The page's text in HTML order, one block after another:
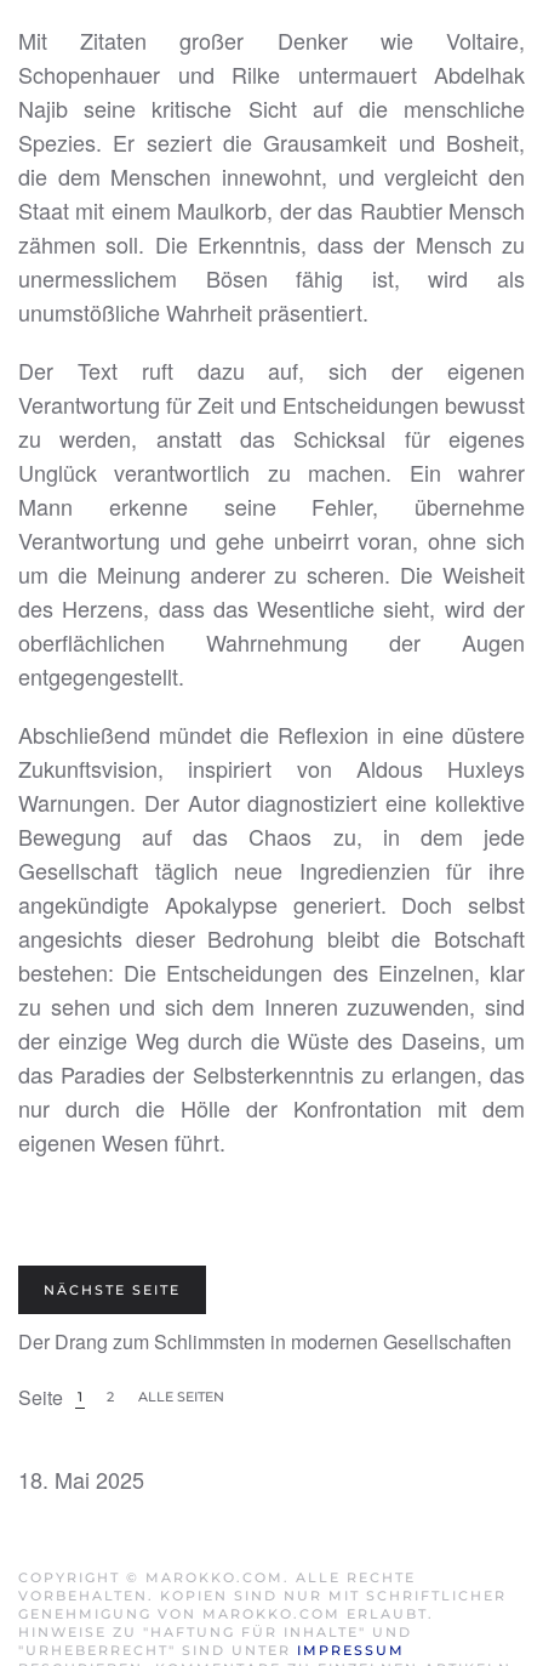
Mit Zitaten großer Denker wie Voltaire,
Schopenhauer und Rilke untermauert Abdelhak
Najib seine kritische Sicht auf die menschliche
Spezies. Er seziert die Grausamkeit und Bosheit,
die dem Menschen innewohnt, und vergleicht den
Staat mit einem Maulkorb, der das Raubtier Mensch
zähmen soll. Die Erkenntnis, dass der Mensch zu
unermesslichem Bösen fähig ist, wird als
unumstößliche Wahrheit präsentiert.
Der Text ruft dazu auf, sich der eigenen
Verantwortung für Zeit und Entscheidungen bewusst
zu werden, anstatt das Schicksal für eigenes
Unglück verantwortlich zu machen. Ein wahrer
Mann erkenne seine Fehler, übernehme
Verantwortung und gehe unbeirrt voran, ohne sich
um die Meinung anderer zu scheren. Die Weisheit
des Herzens, dass das Wesentliche sieht, wird der
oberflächlichen Wahrnehmung der Augen
entgegengestellt.
Abschließend mündet die Reflexion in eine düstere
Zukunftsvision, inspiriert von Aldous Huxleys
Warnungen. Der Autor diagnostiziert eine kollektive
Bewegung auf das Chaos zu, in dem jede
Gesellschaft täglich neue Ingredienzien für ihre
angekündigte Apokalypse generiert. Doch selbst
angesichts dieser Bedrohung bleibt die Botschaft
bestehen: Die Entscheidungen des Einzelnen, klar
zu sehen und sich dem Inneren zuzuwenden, sind
der einzige Weg durch die Wüste des Daseins, um
das Paradies der Selbsterkenntnis zu erlangen, das
nur durch die Hölle der Konfrontation mit dem
eigenen Wesen führt.
NÄCHSTE SEITE
Der Drang zum Schlimmsten in modernen Gesellschaften
Seite
1 2 ALLE SEITEN
18. Mai 2025
COPYRIGHT © MAROKKO.COM. ALLE RECHTE
VORBEHALTEN. KOPIEN SIND NUR MIT SCHRIFTLICHER
GENEHMIGUNG VON MAROKKO.COM ERLAUBT.
HINWEISE ZU "HAFTUNG FÜR INHALTE" UND
"URHEBERRECHT" SIND UNTER IMPRESSUM